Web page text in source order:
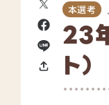
本選考
23
ト）